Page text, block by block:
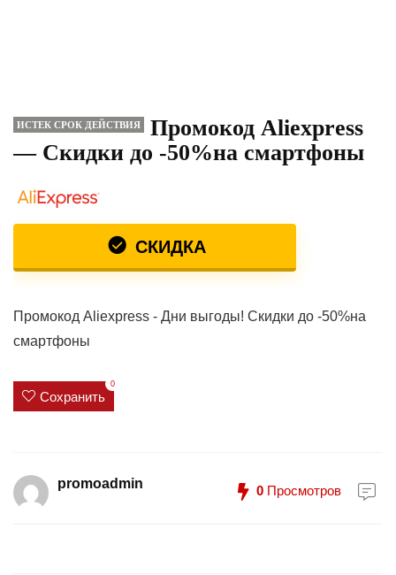
ИСТЕК СРОК ДЕЙСТВИЯ
Промокод Aliexpress
— Скидки до -50%на смартфоны
СКИДКА
Промокод Aliexpress - Дни выгоды! Скидки до -50%на
смартфоны
Сохранить
0
promoadmin 0 Просмотров